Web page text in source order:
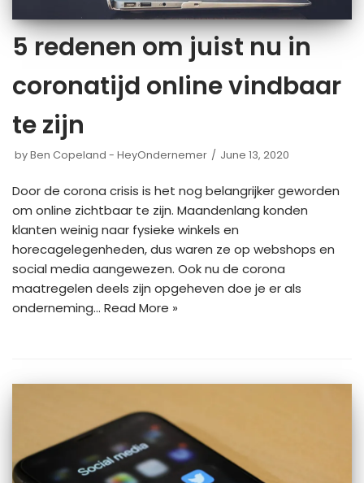
5 redenen om juist nu in
coronatijd online vindbaar
te zijn
byBen Copeland - HeyOndernemer June 13, 2020
Door de corona crisis is het nog belangrijker geworden
om online zichtbaar te zijn. Maandenlang konden
klanten weinig naar fysieke winkels en
horecagelegenheden, dus waren ze op webshops en
social media aangewezen. Ook nu de corona
maatregelen deels zijn opgeheven doe je er als
onderneming… Read More »